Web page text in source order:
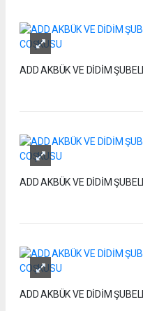
ADD AKBÜK VE DİDİM
ADD AKBÜK VE DİDİM
ADD AKBÜK VE DİDİM